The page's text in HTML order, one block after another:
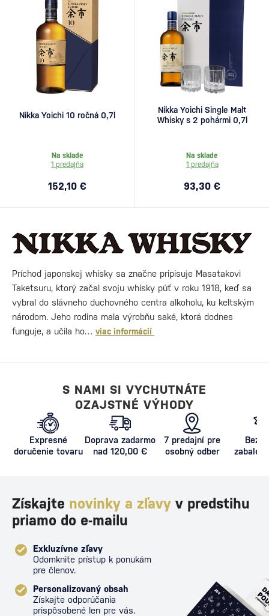
Nikka Yoichi 10 ročná 0,7l
Na sklade
1 predajňa
152,10 €
Nikka Yoichi Single Malt
Whisky s 2 pohármi 0,7l
Na sklade
1 predajňa
93,30 €
Príchod japonskej whisky sa značne pripisuje Masatakovi
Taketsuru, ktorý začal svoju whisky púť v roku 1918, keď sa
vybral do slávneho duchovného centra alkoholu, ku keltským
národom. Jeho rodina mala výrobňu saké, ktorá dodnes
funguje, a učila ho… viac informácií
S NAMI SI VYCHUTNÁTE
OZAJSTNÉ VÝHODY
Expresné
doručenie tovaru
Doprava zadarmo
nad 120,00 €
7 predajní pre
osobný odber
Získajte novinky a zľavy v predstihu
priamo do e-mailu
Exkluzívne zľavy
Odomknite prístup k ponukám
pre členov.
Personalizovaný obsah
Získajte odporúčania
prispôsobené len pre vás.